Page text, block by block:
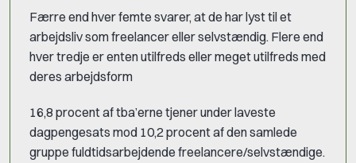
Færre end hver femte svarer, at de har lyst til et
arbejdsliv som freelancer eller selvstændig. Flere end
hver tredje er enten utilfreds eller meget utilfreds med
deres arbejdsform
16,8 procent af tba’erne tjener under laveste
dagpengesats mod 10,2 procent af den samlede
gruppe fuldtidsarbejdende freelancere/selvstændige.